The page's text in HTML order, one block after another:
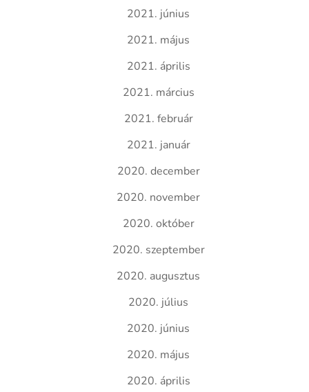
2021. június
2021. május
2021. április
2021. március
2021. február
2021. január
2020. december
2020. november
2020. október
2020. szeptember
2020. augusztus
2020. július
2020. június
2020. május
2020. április